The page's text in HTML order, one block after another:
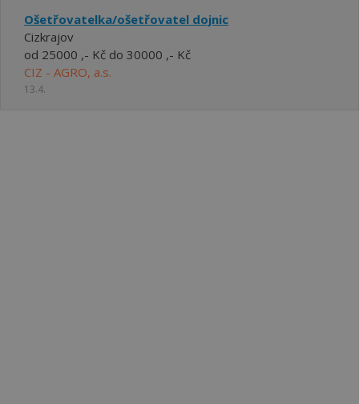
Ošetřovatelka/ošetřovatel dojnic
Cizkrajov
od 25000 ,- Kč do 30000 ,- Kč
CIZ - AGRO, a.s.
13.4.